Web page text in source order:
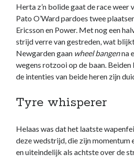
Herta z’n bolide gaat de race weer
Pato O’Ward pardoes twee
Ericsson en Power. Met nog een
strijd verre van gestreden, wat
Newgarden gaan wheel bangenna
wegens rotzooi op de baan. Beiden
de intenties van beide heren zijn
Tyre whisperer
Helaas was dat het laatste
deze wedstrijd, die zijn momentum
en uiteindelijk als achtste over de